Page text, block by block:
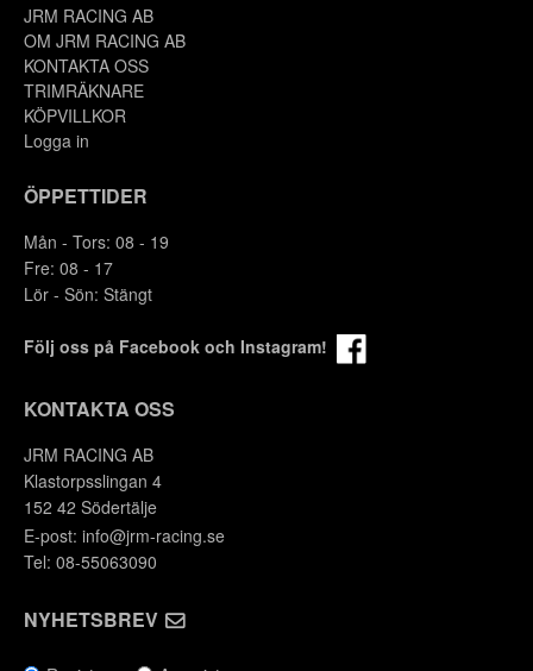
JRM RACING AB
OM JRM RACING AB
KONTAKTA OSS
TRIMRÄKNARE
KÖPVILLKOR
Logga in
ÖPPETTIDER
Mån - Tors: 08 - 19
Fre: 08 - 17
Lör - Sön: Stängt
Följ oss på Facebook och Instagram!
KONTAKTA OSS
JRM RACING AB
Klastorpsslingan 4
152 42 Södertälje
E-post: info@jrm-racing.se
Tel: 08-55063090
NYHETSBREV